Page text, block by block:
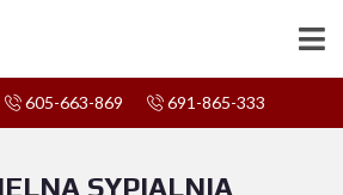
605-663-869 691-865-333
SYPIALNIA